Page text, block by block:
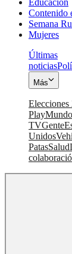
Contenido
Semana
Mujeres
Últimas
noticias
Más
Elecciones
PlayMundo
TVGente
Unidos
PatasSalud